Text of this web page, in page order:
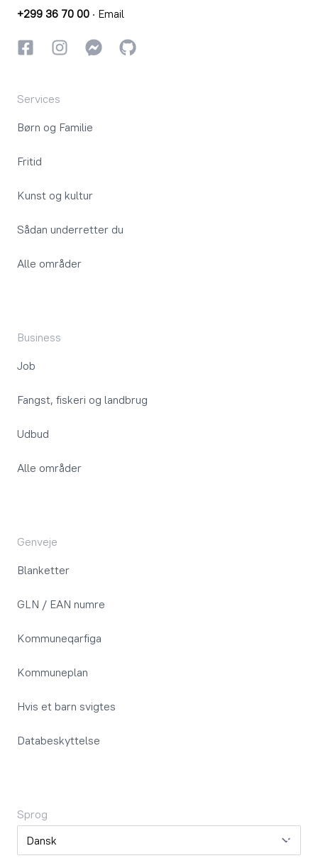
+299 36 70 00 · Email
FacebookInstagramInstagram
GitHub
Services
Børn og Familie
Fritid
Kunst og kultur
Sådan underretter du
Alle områder
Business
Job
Fangst, fiskeri og landbrug
Udbud
Alle områder
Genveje
Blanketter
GLN / EAN numre
Kommuneqarfiga
Kommuneplan
Hvis et barn svigtes
Databeskyttelse
Sprog
Sprog